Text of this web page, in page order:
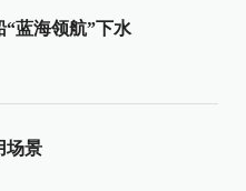
“蓝海领航”下水
场景